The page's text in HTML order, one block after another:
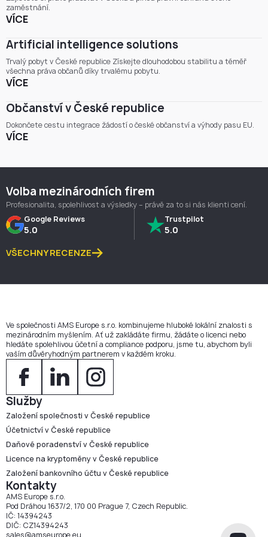
Založení živnosti nebo společnosti a otevření
EU.
Cesta k trvalému
pobytu a občanství
Po5 letechnepřetržitého pobytu můžete požádat o
trvalý pobyt
v ČR.
K tomu je třeba dvakrát prodloužit dlouhodobé
můžete požádat očeské občanstvíprostřednictvím
Získejte právní pomoc
Proces získání dlouhodobého víza v ČR se liší podle vaší
👉Kontaktujte našeho právníka pro bezplatnou
zaměstnání.
VÍCE
Artificial intelligence solutions
Trvalý pobyt v České republice Získejte dlouhodobou stabilitu a téměř
všechna práva občanů díky trvalému pobytu.
VÍCE
Občanství v České republice
Dokončete cestu integrace žádostí o české občanství a výhody pasu EU.
VÍCE
Volba mezinárodních firem
Profesionalita, spolehlivost a výsledky – právě za to si nás klienti cení.
Google Reviews
5.0
Trustpilot
5.0
VŠECHNY RECENZE
Ve společnosti AMS Europe s.r.o. kombinujeme hluboké lokální znalosti s
mezinárodním myšlením. Ať už zakládáte firmu, žádáte o licenci nebo
hledáte spolehlivou účetní a compliance podporu, jsme tu, abychom byli
vaším důvěryhodným partnerem v každém kroku.
Služby
Založení společnosti v České republice
Účetnictví v České republice
Daňové poradenství v České republice
Licence na kryptoměny v České republice
Založení bankovního účtu v České republice
Kontakty
AMS Europe s.r.o.
Pod Dráhou 1637/2, 170 00 Prague 7, Czech Republic.
IČ: 14394243
DIČ: CZ14394243